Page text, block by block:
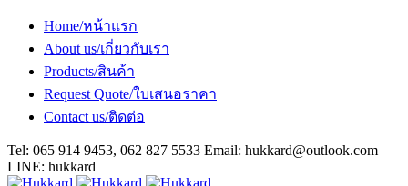
Home/หน้าแรก
About us/เกี่ยวกับเรา
Products/สินค้า
Request Quote/ใบเสนอราคา
Contact us/ติดต่อ
Tel: 065 914 9453, 062 827 5533 Email: hukkard@outlook.com
LINE: hukkard